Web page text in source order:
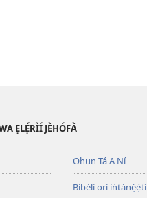
ẸLẸ́RÌÍ JÈHÓFÀ
Ohun Tá A Ní
Bíbélì orí íńtánẹ́ẹ̀tì